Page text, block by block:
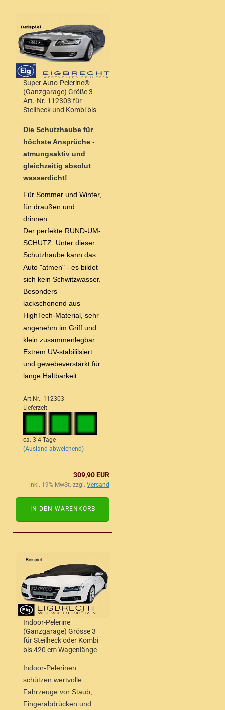
Super Auto-Pelerine®
(Ganzgarage) Größe 3
Art.-Nr. 112303 für
Steilheck und Kombi bis
Die Schutzhaube für
höchste Ansprüche -
atmungsaktiv und
gleichzeitig absolut
wasserdicht!
Für Sommer und Winter,
für draußen und
drinnen:
Der perfekte RUND-UM-
SCHUTZ. Unter dieser
Schutzhaube kann das
Auto "atmen" - es bildet
sich kein Schwitzwasser.
Besonders
lackschonend aus
HighTech-Material, sehr
angenehm im Griff und
klein zusammenlegbar.
Extrem UV-stabililsiert
und gewebeverstärkt für
lange Haltbarkeit.
Art.Nr.: 112303
Lieferzeit:
ca. 3-4 Tage
(Ausland abweichend)
309,90 EUR
inkl. 19% MwSt. zzgl. Versand
IN DEN WARENKORB
Indoor-Pelerine
(Ganzgarage) Grösse 3
für Steilheck oder Kombi
bis 420 cm Wagenlänge
Indoor-Pelerinen
schützen wertvolle
Fahrzeuge vor Staub,
Fingerabdrücken und